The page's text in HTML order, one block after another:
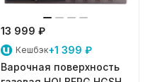
13 999 ₽
Кешбэк+1 399 ₽
Варочная поверхность